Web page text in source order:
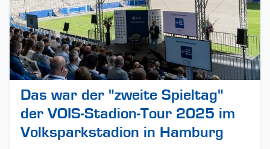
Das war der "zweite Spieltag"
der VOIS-Stadion-Tour 2025 im
Volksparkstadion in Hamburg